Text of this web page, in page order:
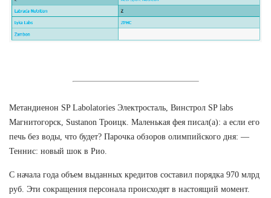
Метандиенон SP Labolatories Электросталь, Винстрол SP labs
Магнитогорск, Sustanon Троицк. Маленькая фея писал(а): а если его
печь без воды, что будет? Парочка обзоров олимпийского дня: —
Теннис: новый шок в Рио.
С начала года объем выданных кредитов составил порядка 970 млрд
руб. Эти сокращения персонала происходят в настоящий момент.